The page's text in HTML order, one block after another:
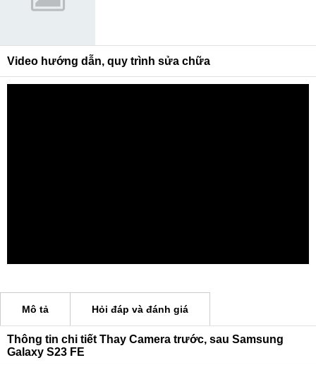
Video hướng dẫn, quy trình sửa chữa
Mô tả Hỏi đáp và đánh giá
Thông tin chi tiết Thay Camera trước, sau Samsung
Galaxy S23 FE